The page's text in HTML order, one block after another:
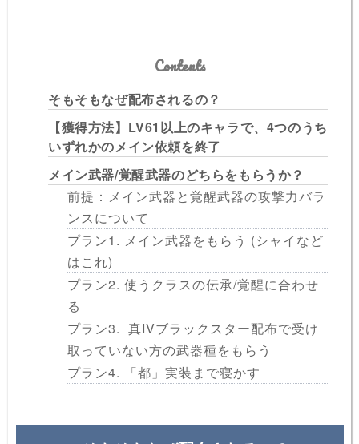
Contents
そもそもなぜ配布されるの？
【獲得方法】LV61以上のキャラで、4つのうち
いずれかのメイン依頼を終了
メイン武器/覚醒武器のどちらをもらうか？
前提：メイン武器と覚醒武器の攻撃力バラ
ンスについて
プラン1. メイン武器をもらう (シャイなど
はこれ)
プラン2. 使うクラスの伝承/覚醒に合わせ
る
プラン3. 真IVブラックスター配布で受け
取っていない方の武器種をもらう
プラン4. 「都」実装まで寝かす